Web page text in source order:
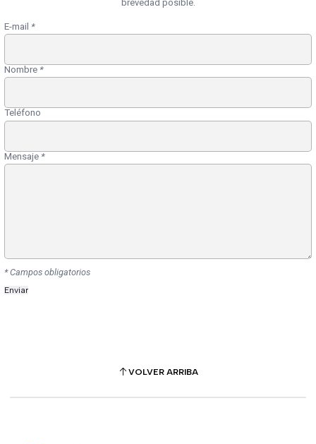
brevedad posible.
E-mail *
Nombre *
Teléfono
Mensaje*
* Campos obligatorios
VOLVER ARRIBA